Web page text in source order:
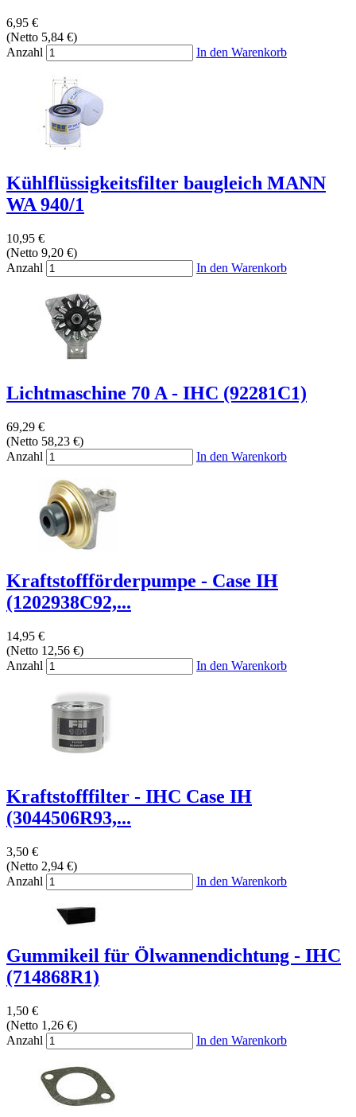
6,95 €
(Netto 5,84 €)
Anzahl
In den Warenkorb
Kühlflüssigkeitsfilter baugleich MANN
WA 940/1
10,95 €
(Netto 9,20 €)
Anzahl
In den Warenkorb
Lichtmaschine 70 A - IHC (92281C1)
69,29 €
(Netto 58,23 €)
Anzahl
In den Warenkorb
Kraftstoffförderpumpe - Case IH
(1202938C92,...
14,95 €
(Netto 12,56 €)
Anzahl
In den Warenkorb
Kraftstofffilter - IHC Case IH
(3044506R93,...
3,50 €
(Netto 2,94 €)
Anzahl
In den Warenkorb
Gummikeil für Ölwannendichtung - IHC
(714868R1)
1,50 €
(Netto 1,26 €)
Anzahl
In den Warenkorb